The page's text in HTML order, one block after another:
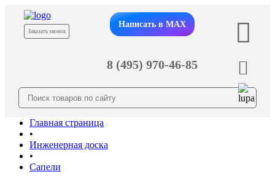
Заказать звонок
Написать в MAX
8 (495) 970-46-85
Главная страница
•
Инженерная доска
•
Сапели